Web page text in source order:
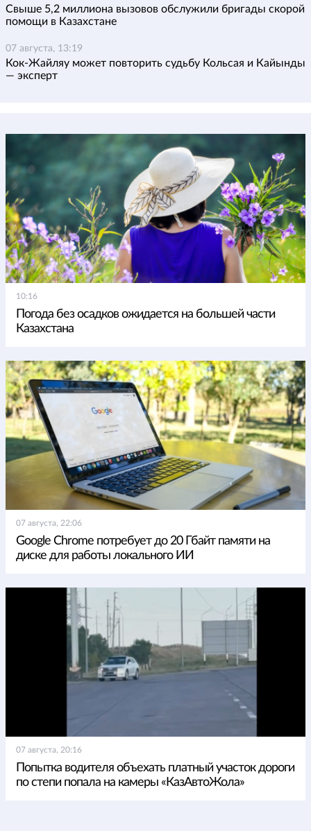
Свыше 5,2 миллиона вызовов обслужили бригады скорой
помощи в Казахстане
07 августа, 13:19
Кок-Жайляу может повторить судьбу Кольсая и Кайынды
— эксперт
10:16
Погода без осадков ожидается на большей части
Казахстана
07 августа, 22:06
Google Chrome потребует до 20 Гбайт памяти на
диске для работы локального ИИ
07 августа, 20:16
Попытка водителя объехать платный участок дороги
по степи попала на камеры «КазАвтоЖола»